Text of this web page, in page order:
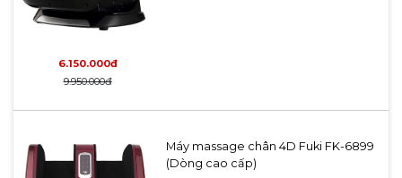
6.150.000đ
9.950.000đ
Máy massage chân 4D Fuki FK-6899
(Dòng cao cấp)